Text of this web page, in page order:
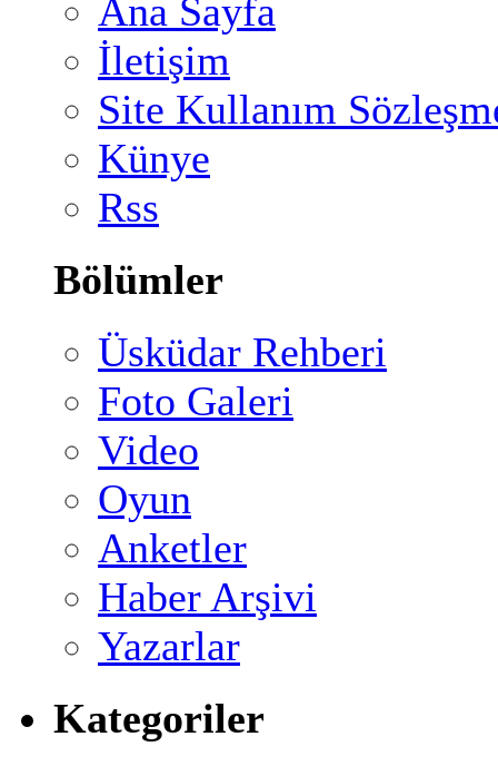
Ana Sayfa
İletişim
Site Kullanım
Künye
Rss
Bölümler
Üsküdar Rehberi
Foto Galeri
Video
Oyun
Anketler
Haber Arşivi
Yazarlar
Kategoriler